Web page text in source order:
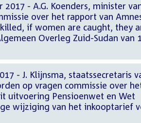
- A.G. Koenders, minister
over het rapport van
if women are caught, they
Overleg Zuid-Sudan van
- J. Klijnsma, staatssecretaris
op vragen commissie over
uitvoering Pensioenwet en Wet
wijziging van het inkooptarief